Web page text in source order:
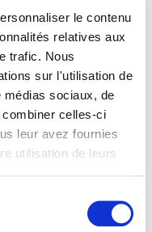
le contenu
relatives aux
trafic. Nous
sur l'utilisation de
médias sociaux, de
celles-ci
leur avez fournies
utilisation de leurs
Lava'®
5,70 €